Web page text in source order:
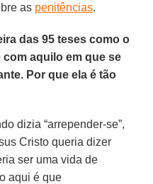
as penitências.
das 95 teses como o
aquilo em que se
Por que ela é tão
dizia “arrepender-se”,
Cristo queria dizer
ser uma vida de
aqui é que